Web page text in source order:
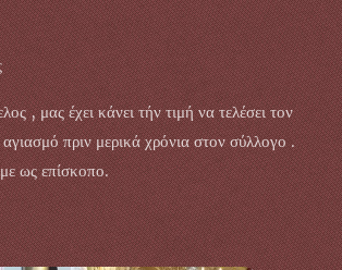
, μας έχει κάνει τήν τιμή να τελέσει τον
πριν μερικά χρόνια στον σύλλογο .
ως επίσκοπο.